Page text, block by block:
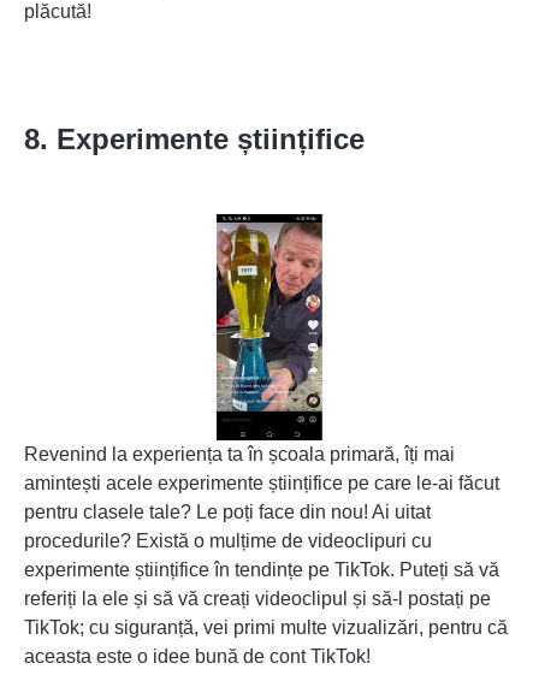
plăcută!
8. Experimente științifice
Revenind la experiența ta în școala primară, îți mai
amintești acele experimente științifice pe care le-ai făcut
pentru clasele tale? Le poți face din nou! Ai uitat
procedurile? Există o mulțime de videoclipuri cu
experimente științifice în tendințe pe TikTok. Puteți să vă
referiți la ele și să vă creați videoclipul și să-l postați pe
TikTok; cu siguranță, vei primi multe vizualizări, pentru că
aceasta este o idee bună de cont TikTok!